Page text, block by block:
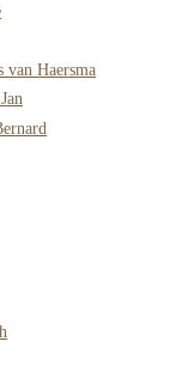
van Haersma